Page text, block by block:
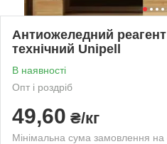
Антиожеледний
технічний Unipell
В наявності
Опт і роздріб
49,60 ₴/кг
Мінімальна сума замовлення